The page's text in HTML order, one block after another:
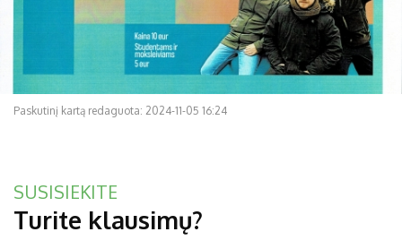
Paskutinį kartą redaguota: 2024-11-05 16:24
SUSISIEKITE
Turite klausimų?